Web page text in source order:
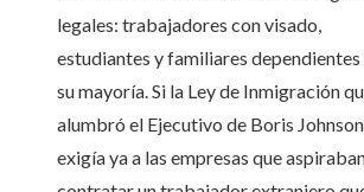
legales: trabajadores con visado,
estudiantes y familiares dependientes
su mayoría. Si la Ley de Inmigración
alumbró el Ejecutivo de Boris Johnson
exigía ya a las empresas que